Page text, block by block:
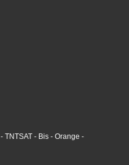
- TNTSAT - Bis - Orange -